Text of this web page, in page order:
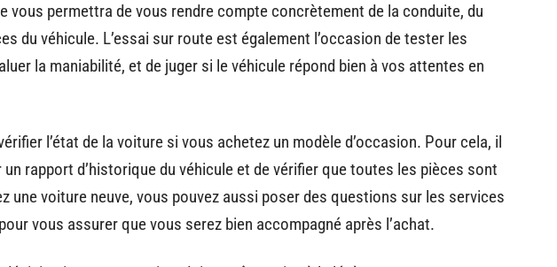
vous permettra de vous rendre compte concrètement de la conduite, du
du véhicule. L’essai sur route est également l’occasion de tester les
la maniabilité, et de juger si le véhicule répond bien à vos attentes en
l’état de la voiture si vous achetez un modèle d’occasion. Pour cela, il
rapport d’historique du véhicule et de vérifier que toutes les pièces sont
une voiture neuve, vous pouvez aussi poser des questions sur les services
vous assurer que vous serez bien accompagné après l’achat.